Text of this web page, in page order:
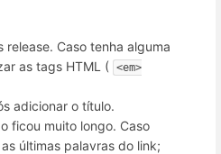
release. Caso tenha alguma
as tags HTML ( <em>
adicionar o título.
ficou muito longo. Caso
últimas palavras do link;